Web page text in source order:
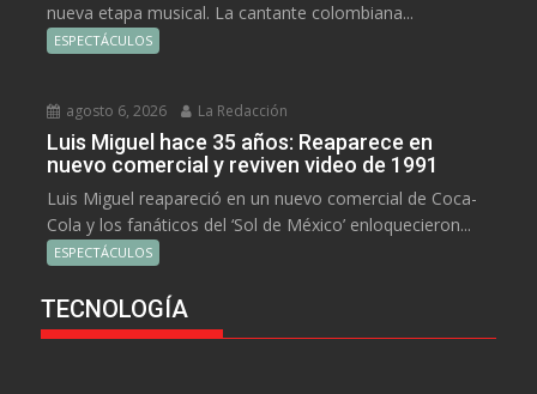
nueva etapa musical. La cantante colombiana...
ESPECTÁCULOS
agosto 6, 2026 La Redacción
Luis Miguel hace 35 años: Reaparece en
nuevo comercial y reviven video de 1991
Luis Miguel reapareció en un nuevo comercial de Coca-
Cola y los fanáticos del ‘Sol de México’ enloquecieron...
ESPECTÁCULOS
TECNOLOGÍA